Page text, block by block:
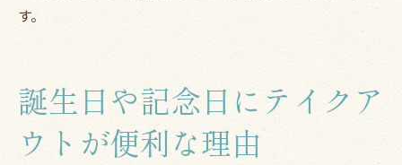
す。
誕生日や記念日にテイクア
ウトが便利な理由